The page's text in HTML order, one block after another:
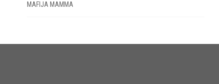
MAFIJA MAMMA